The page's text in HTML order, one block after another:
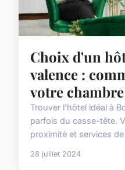
Choix d'un
valence :
votre
Trouver l'hôtel idéal à
parfois du casse-tête.
proximité et services de
28 juillet 2024